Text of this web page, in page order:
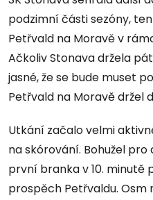
podzimní části sezóny,
Petřvald na Moravě v
Ačkoliv Stonava držela
jasné, že se bude muset
Petřvald na Moravě držel
Utkání začalo velmi
na skórování. Bohužel
první branka v 10. minutě
prospěch Petřvaldu. Osm